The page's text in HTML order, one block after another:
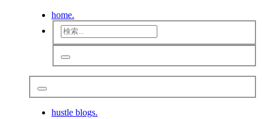
home.
hustle blogs.